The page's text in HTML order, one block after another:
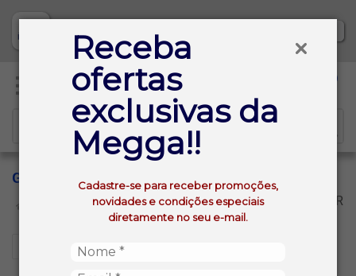
Receba
ofertas
exclusivas da
Megga!!
Cadastre-se para receber promoções,
novidades e condições especiais
diretamente no seu e-mail.
G
VOLTAR
FRALDA MEGA G